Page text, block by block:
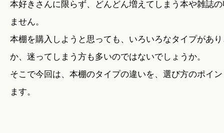
お知らせ
私たちのこと
本好きさんに限らず、どんどん増えてしまう本や雑誌
ません。
本棚を購入しようと思っても、いろいろなタイプがあ
か、迷ってしまう方も多いのではないでしょうか。
そこで今回は、本棚のタイプの違いを、選び方のポイ
ます。